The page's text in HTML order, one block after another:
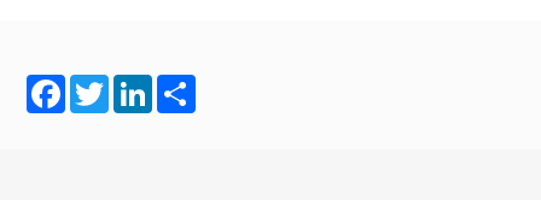
Facebook
TwitterLinkedIn